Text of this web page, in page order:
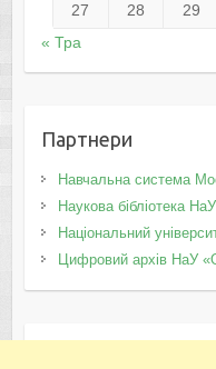
27 28 29
« Тра
Партнери
Навчальна система
Наукова бібліотека
Національний
Цифровий архів НаУ